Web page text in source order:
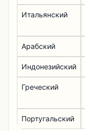
Итальянский
Арабский
Индонезийский
Греческий
Португальский